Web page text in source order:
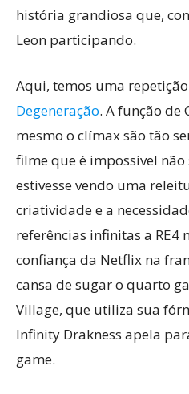
história grandiosa que,
Leon participando.
Aqui, temos uma
Degeneração. A função de
mesmo o clímax são tão
filme que é impossível não
estivesse vendo uma
criatividade e a
referências infinitas a RE4
confiança da Netflix na
cansa de sugar o quarto
Village, que utiliza sua
Infinity Drakness apela
game.